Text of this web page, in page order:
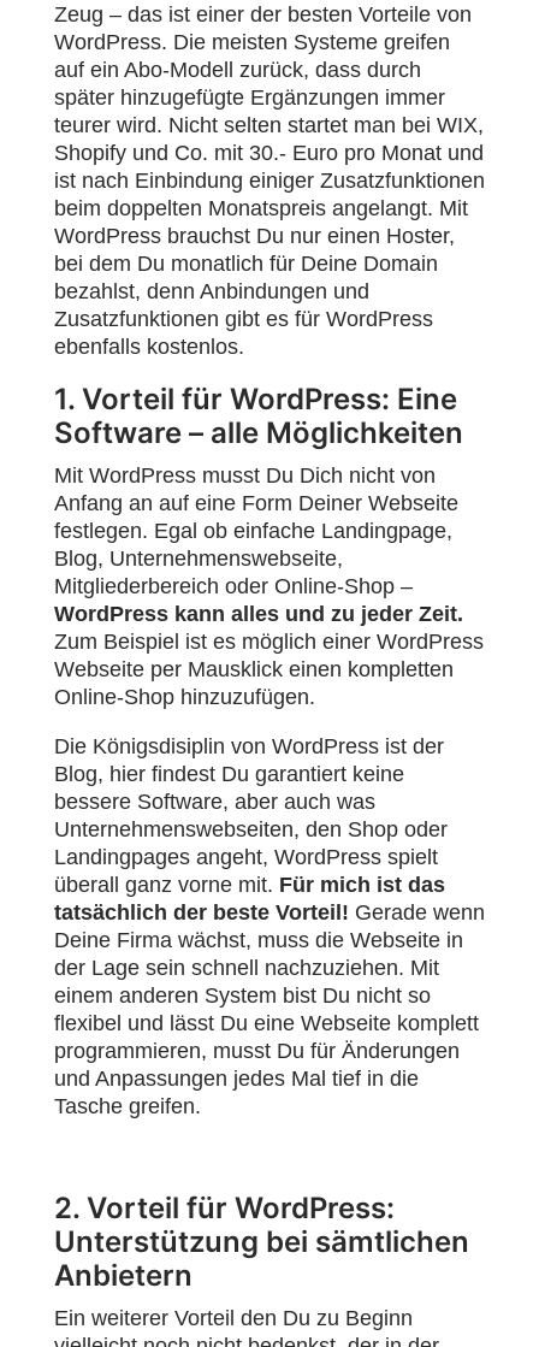
Zeug – das ist einer der besten Vorteile von
WordPress. Die meisten Systeme greifen
auf ein Abo-Modell zurück, dass durch
später hinzugefügte Ergänzungen immer
teurer wird. Nicht selten startet man bei WIX,
Shopify und Co. mit 30.- Euro pro Monat und
ist nach Einbindung einiger Zusatzfunktionen
beim doppelten Monatspreis angelangt. Mit
WordPress brauchst Du nur einen Hoster,
bei dem Du monatlich für Deine Domain
bezahlst, denn Anbindungen und
Zusatzfunktionen gibt es für WordPress
ebenfalls kostenlos.
1. Vorteil für WordPress: Eine
Software – alle Möglichkeiten
Mit WordPress musst Du Dich nicht von
Anfang an auf eine Form Deiner Webseite
festlegen. Egal ob einfache Landingpage,
Blog, Unternehmenswebseite,
Mitgliederbereich oder Online-Shop –
WordPress kann alles und zu jeder Zeit.
Zum Beispiel ist es möglich einer WordPress
Webseite per Mausklick einen kompletten
Online-Shop hinzuzufügen.
Die Königsdisiplin von WordPress ist der
Blog, hier findest Du garantiert keine
bessere Software, aber auch was
Unternehmenswebseiten, den Shop oder
Landingpages angeht, WordPress spielt
überall ganz vorne mit. Für mich ist das
tatsächlich der beste Vorteil! Gerade wenn
Deine Firma wächst, muss die Webseite in
der Lage sein schnell nachzuziehen. Mit
einem anderen System bist Du nicht so
flexibel und lässt Du eine Webseite komplett
programmieren, musst Du für Änderungen
und Anpassungen jedes Mal tief in die
Tasche greifen.
2. Vorteil für WordPress:
Unterstützung bei sämtlichen
Anbietern
Ein weiterer Vorteil den Du zu Beginn